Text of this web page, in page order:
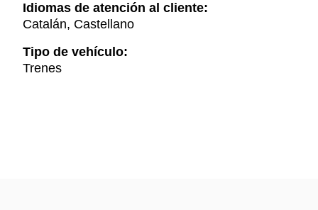
Idiomas de atención al cliente:
Catalán, Castellano
Tipo de vehículo:
Trenes